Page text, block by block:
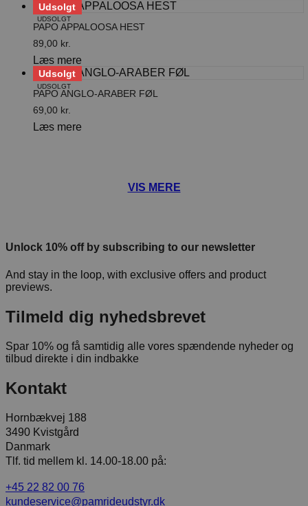
Udsolgt
UDSOLGT
PAPO APPALOOSA HEST
89,00 kr.
Læs mere
Udsolgt
UDSOLGT
PAPO ANGLO-ARABER FØL
69,00 kr.
Læs mere
Unlock 10% off by subscribing to our newsletter
And stay in the loop, with exclusive offers and product
previews.
Tilmeld dig nyhedsbrevet
Spar 10% og få samtidig alle vores spændende nyheder og
tilbud direkte i din indbakke
Kontakt
Hornbækvej 188
3490 Kvistgård
Danmark
Tlf. tid mellem kl. 14.00-18.00 på:
+45 22 82 00 76
kundeservice@pamrideudstyr.dk